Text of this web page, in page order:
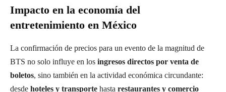
Impacto en la economía del
entretenimiento en México
La confirmación de precios para un evento de la magnitud de
BTS no solo influye en los ingresos directos por venta de
boletos, sino también en la actividad económica circundante:
desde hoteles y transporte hasta restaurantes y comercio